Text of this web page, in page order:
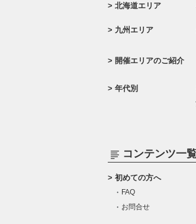
北海道エリア
九州エリア
開催エリアのご紹介
年代別
コンテンツ一
初めての方へ
FAQ
お問合せ